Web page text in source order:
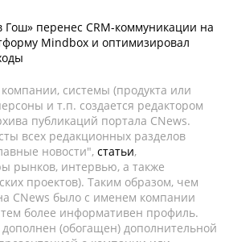
Гош» перенес CRM-коммуникации на
Mindbox и оптимизировал
системы (продукта или
и т.п. создается редактором
публикаций портала CNews.
всех редакционных разделов
новости", статьи,
рынков, интервью, а также
проектов). Таким образом, чем
CNews было с именем компании
тем более информативен профиль.
(обогащен) дополнительной